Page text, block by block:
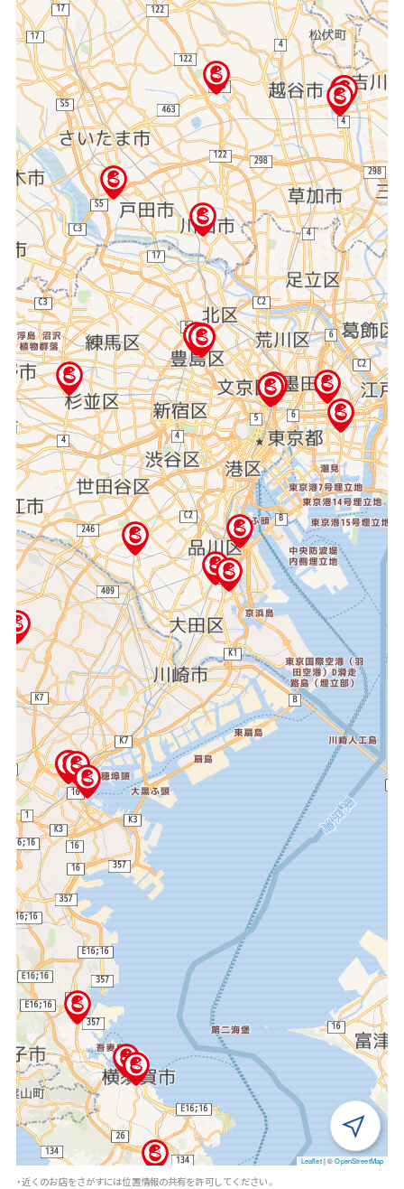
Leaflet |©OpenStreetMap
・近くのお店をさがすには位置情報の共有を許可してください。